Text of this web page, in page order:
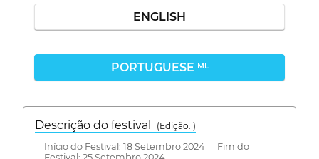
ENGLISH
PORTUGUESE ML
Descrição do festival
(Edição: )
Início do Festival: 18 Setembro 2024 Fim do